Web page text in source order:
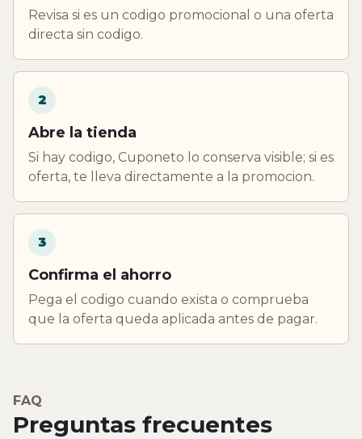
Revisa si es un codigo promocional o una oferta
directa sin codigo.
2
Abre la tienda
Si hay codigo, Cuponeto lo conserva visible; si es
oferta, te lleva directamente a la promocion.
3
Confirma el ahorro
Pega el codigo cuando exista o comprueba
que la oferta queda aplicada antes de pagar.
FAQ
Preguntas frecuentes